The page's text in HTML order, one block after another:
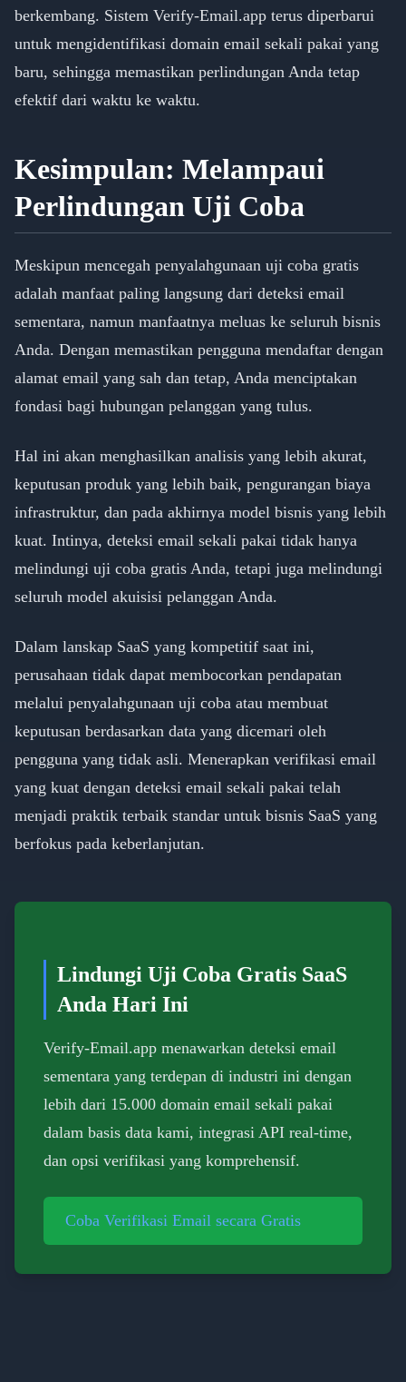
berkembang. Sistem Verify-Email.app terus diperbarui
untuk mengidentifikasi domain email sekali pakai yang
baru, sehingga memastikan perlindungan Anda tetap
efektif dari waktu ke waktu.
Kesimpulan: Melampaui
Perlindungan Uji Coba
Meskipun mencegah penyalahgunaan uji coba gratis
adalah manfaat paling langsung dari deteksi email
sementara, namun manfaatnya meluas ke seluruh bisnis
Anda. Dengan memastikan pengguna mendaftar dengan
alamat email yang sah dan tetap, Anda menciptakan
fondasi bagi hubungan pelanggan yang tulus.
Hal ini akan menghasilkan analisis yang lebih akurat,
keputusan produk yang lebih baik, pengurangan biaya
infrastruktur, dan pada akhirnya model bisnis yang lebih
kuat. Intinya, deteksi email sekali pakai tidak hanya
melindungi uji coba gratis Anda, tetapi juga melindungi
seluruh model akuisisi pelanggan Anda.
Dalam lanskap SaaS yang kompetitif saat ini,
perusahaan tidak dapat membocorkan pendapatan
melalui penyalahgunaan uji coba atau membuat
keputusan berdasarkan data yang dicemari oleh
pengguna yang tidak asli. Menerapkan verifikasi email
yang kuat dengan deteksi email sekali pakai telah
menjadi praktik terbaik standar untuk bisnis SaaS yang
berfokus pada keberlanjutan.
Lindungi Uji Coba Gratis SaaS
Anda Hari Ini
Verify-Email.app menawarkan deteksi email
sementara yang terdepan di industri ini dengan
lebih dari 15.000 domain email sekali pakai
dalam basis data kami, integrasi API real-time,
dan opsi verifikasi yang komprehensif.
Coba Verifikasi Email secara Gratis